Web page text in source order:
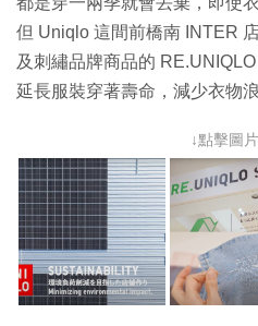
但 Uniqlo 這間前橋南 INTER
及刺繡品牌商品的
延長服裝穿著壽命，減少衣物浪
↓點擊圖